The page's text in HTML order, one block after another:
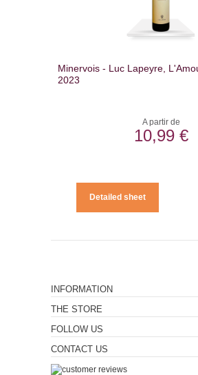
Minervois - Luc Lapeyre,
2023
A partir de
10,99 €
Detailed sheet
INFORMATION
THE STORE
FOLLOW US
CONTACT US